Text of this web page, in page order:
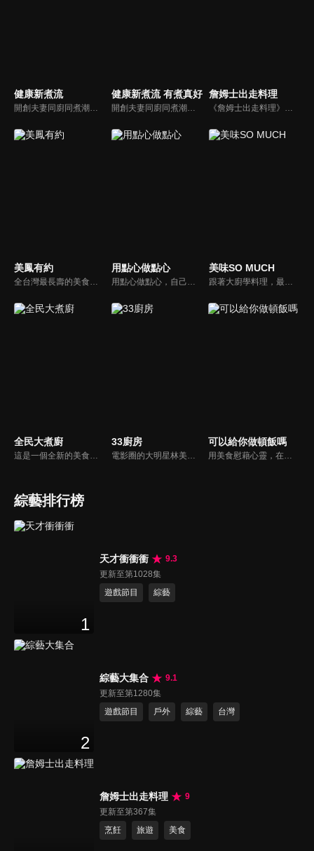
健康新煮流
開創夫妻同廚同煮潮流的KC夫婦，繼《健康醫食代》後，走出攝影棚，帶大家全台走透透，發掘上帝賞賜的美味食材，內容融合新加坡南洋風和客家純樸味，加上台灣獨特的閩南風情，互相激盪交織出的火花，打造出獨一無二的美食節目。
健康新煮流 有煮真好
開創夫妻同廚同煮潮流的KC夫婦，繼《健康醫食代》後，走出攝影棚，帶大家全台走透透，發掘上帝賞賜的美味食材，內容融合新加坡南洋風和客家純樸味，加上台灣獨特的閩南風情，互相激盪交織出的火花，打造出獨一無二的美食節目。
詹姆士出走料理
《詹姆士出走料理》以尋找詹姆士私廚菜單為節目主軸，為了尋找記憶中的美味料理，詹姆士將帶領大家探索市場，品嘗在地美味、尋訪料理達人，並在節目中展現特殊食材的處理方式、嘗試新的醬料或是新的料理作法，製作創意料理(料理教學)，最後在節目片尾時作出一道『詹姆士創意料理』。
美鳳有約
全台灣最長壽的美食節目《美鳯有約》魅力百分百！長達15年的播出時間，總是陪伴著許多婆婆媽媽們渡過一個輕鬆愉快的時光，精采內容您絕對不可錯過喔！
用點心做點心
用點心做點心，自己動手最開心！全台唯一以點心烘焙為主題的電視節目，邀請熱愛烘焙料理的你/妳，一起加入我們DIY各式各樣的點心。
美味SO MUCH
跟著大廚學料理，最強的料理小百科，美味SO MUCH！
全民大煮廚
這是一個全新的美食節目，將為您煮出台灣的好滋味，豐富、美味的畫面，傳遞「煮廚」對料理的用心，獨特的介紹方式，要你吃得更有創意、吃得更有趣！現今飲食已趨健康走向為主，「全民大煮廚」要用「輕食輕煙」讓你吃出健康與活力，並帶觀眾們從食材開始，想成為達人級的吃貨，走～我們從「煮」開始！
33廚房
電影圈的大明星林美秀首度跨足綜藝接主持棒，帶領駱進漢師傅以及黃景龍師傅大展廚藝與觀眾們一起美味上菜！
可以給你做頓飯嗎
用美食慰藉心靈，在飯桌上這個中國人最傳統的聊天場域打開素人物件心門；潛移默化地引出社會熱點話題，打造一檔有趣、有用、有意義的人文類真人秀。
綜藝排行榜
1
天才衝衝衝
9.3
更新至第1028集
遊戲節目
綜藝
2
綜藝大集合
9.1
更新至第1280集
遊戲節目
戶外 綜藝 台灣
詹姆士出走料理
9
更新至第367集
烹飪
旅遊 美食